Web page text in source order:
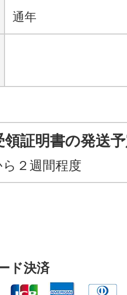
通年
領証明書の発送
２週間程度
ド決済